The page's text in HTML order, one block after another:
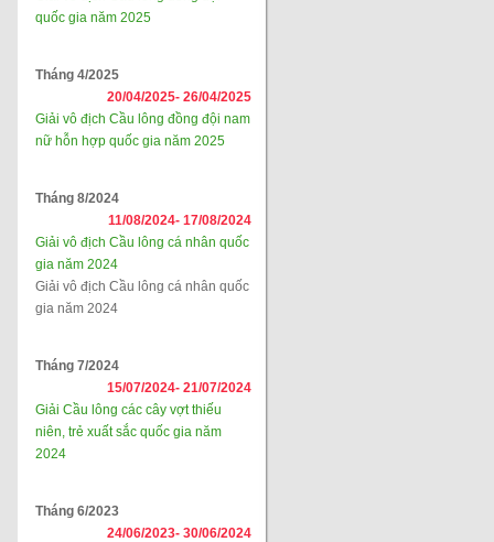
quốc gia năm 2025
Tháng 4/2025
20/04/2025- 26/04/2025
Giải vô địch Cầu lông đồng đội nam
nữ hỗn hợp quốc gia năm 2025
Tháng 8/2024
11/08/2024- 17/08/2024
Giải vô địch Cầu lông cá nhân quốc
gia năm 2024
Giải vô địch Cầu lông cá nhân quốc
gia năm 2024
Tháng 7/2024
15/07/2024- 21/07/2024
Giải Cầu lông các cây vợt thiếu
niên, trẻ xuất sắc quốc gia năm
2024
Tháng 6/2023
24/06/2023- 30/06/2024